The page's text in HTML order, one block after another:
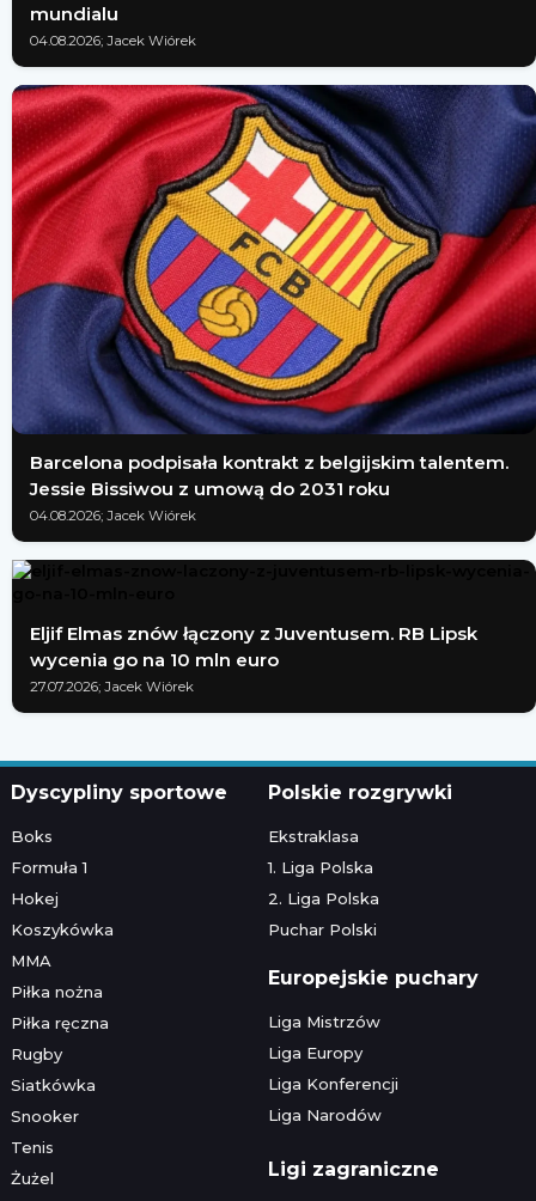
mundialu
04.08.2026; Jacek Wiórek
Barcelona podpisała kontrakt z belgijskim talentem.
Jessie Bissiwou z umową do 2031 roku
04.08.2026; Jacek Wiórek
Eljif Elmas znów łączony z Juventusem. RB Lipsk
wycenia go na 10 mln euro
27.07.2026; Jacek Wiórek
Dyscypliny sportowe
Boks
Formuła 1
Hokej
Koszykówka
MMA
Piłka nożna
Piłka ręczna
Rugby
Siatkówka
Snooker
Tenis
Żużel
Polskie rozgrywki
Ekstraklasa
1. Liga Polska
2. Liga Polska
Puchar Polski
Europejskie puchary
Liga Mistrzów
Liga Europy
Liga Konferencji
Liga Narodów
Ligi zagraniczne